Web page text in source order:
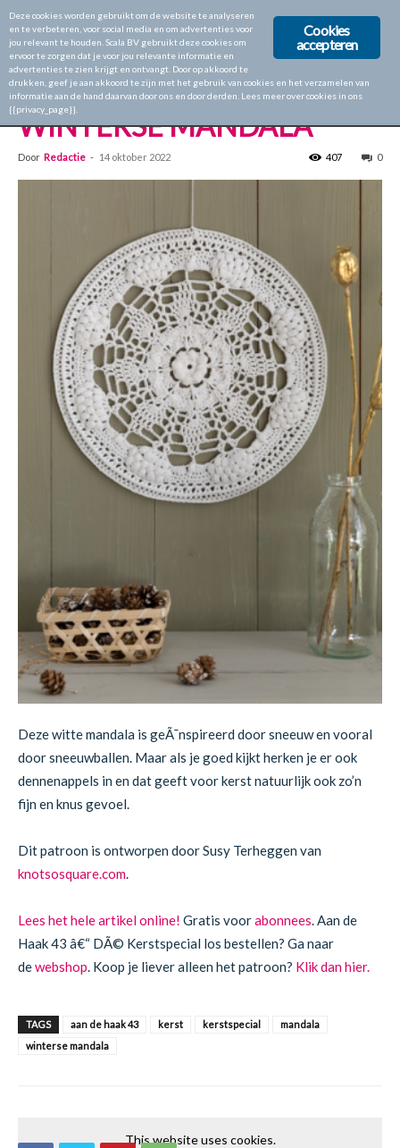
Home Aan de Haak 43
Aan de Haak 43
WINTERSE MANDALA
Door Redactie - 14 oktober 2022 0
407
Deze witte mandala is geÃ¯nspireerd door sneeuw en vooral
door sneeuwballen. Maar als je goed kijkt herken je er ook
dennenappels in en dat geeft voor kerst natuurlijk ook zo’n
fijn en knus gevoel.
Dit patroon is ontworpen door Susy Terheggen van
knotsosquare.com
Lees het hele artikel online! Gratis voorabonnees . Aan de
Haak 43 â€“ DÃ© Kerstspecial los bestellen? Ga naar
dewebshop . Koop je liever alleen het patroon? Klik dan hier.
TAGS aan de haak 43 kerst kerstspecial
mandala
winterse mandala
This website uses cookies.
Cookies
accepteren
Deze cookies worden gebruikt om de website te analyseren
en te verbeteren, voor social media en om advertenties voor
jou relevant te houden. Scala BV gebruikt deze cookies om
ervoor te zorgen dat je voor jou relevante informatie en
advertenties te zien krijgt en ontvangt. Door op akkoord te
drukken, geef je aan akkoord te zijn met het gebruik van cookies en het verzamelen van
informatie aan de hand daarvan door ons en door derden. Lees meer over cookies in ons
{{privacy_page}}.